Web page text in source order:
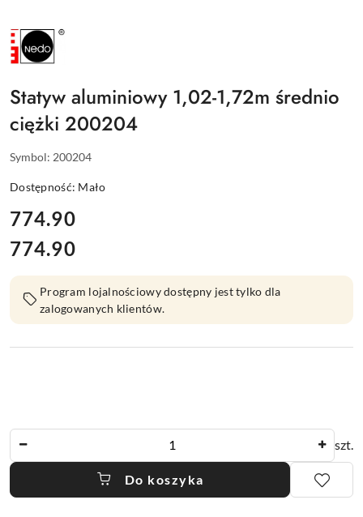
NAZWA
PRODUCENTA:
NEDO
Statyw aluminiowy 1,02-1,72m średnio
ciężki 200204
Symbol: 200204
Dostępność: Mało
cena:
774.90
Cena:
774.90
Program lojalnościowy dostępny jest tylko dla
zalogowanych klientów.
szt.
Do koszyka